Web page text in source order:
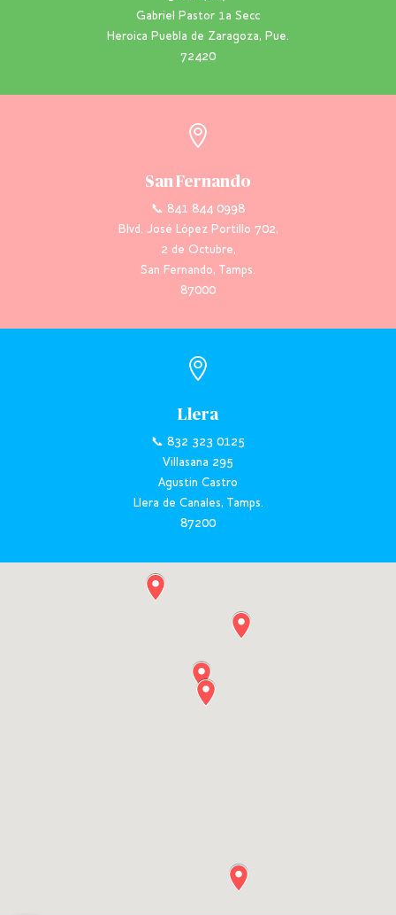
Gabriel Pastor 1a Secc
Heroica Puebla de Zaragoza, Pue.
72420

San Fernando
📞 841 844 0998
Blvd. José López Portillo 702,
2 de Octubre,
San Fernando, Tamps.
87000

Llera
📞 832 323 0125
Villasana 295
Agustin Castro
Llera de Canales, Tamps.
87200